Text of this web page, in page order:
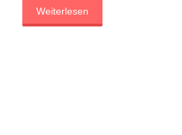
Weiterlesen